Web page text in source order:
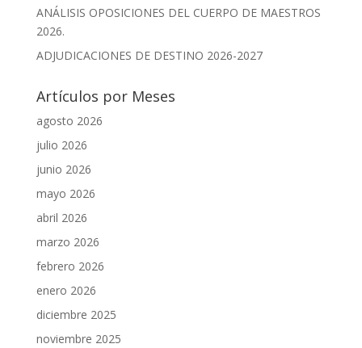
ANÁLISIS OPOSICIONES DEL CUERPO DE MAESTROS
2026.
ADJUDICACIONES DE DESTINO 2026-2027
Artículos por Meses
agosto 2026
julio 2026
junio 2026
mayo 2026
abril 2026
marzo 2026
febrero 2026
enero 2026
diciembre 2025
noviembre 2025